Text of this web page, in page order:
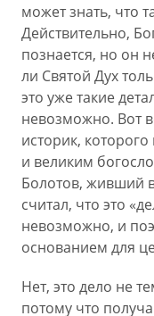
может знать, что
Действительно,
познается, но он
ли Святой Дух
это уже такие
невозможно. Вот
историк,
и великим
Болотов, живший
считал, что это
невозможно, и
основанием для
Нет, это дело не
потому что